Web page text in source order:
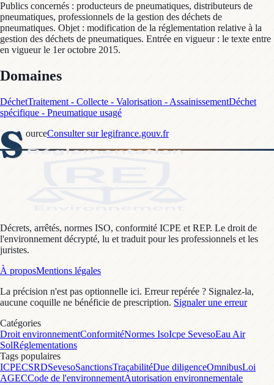
Publics concernés : producteurs de pneumatiques, distributeurs de
pneumatiques, professionnels de la gestion des déchets de
pneumatiques. Objet : modification de la réglementation relative à la
gestion des déchets de pneumatiques. Entrée en vigueur : le texte entre
en vigueur le 1er octobre 2015.
Domaines
DéchetTraitement - Collecte - Valorisation - AssainissementDéchet
spécifique - Pneumatique usagé
S ourceConsulter sur legifrance.gouv.fr
Décrets, arrêtés, normes ISO, conformité ICPE et REP. Le droit de
l'environnement décrypté, lu et traduit pour les professionnels et les
juristes.
À proposMentions légales
La précision n'est pas optionnelle ici. Erreur repérée ? Signalez-la,
aucune coquille ne bénéficie de prescription. Signaler une erreur
Catégories
Droit environnementConformitéNormes IsoIcpe SevesoEau Air
SolRéglementations
Tags populaires
ICPECSRDSevesoSanctionsTraçabilitéDue diligenceOmnibusLoi
AGECCode de l'environnementAutorisation environnementale